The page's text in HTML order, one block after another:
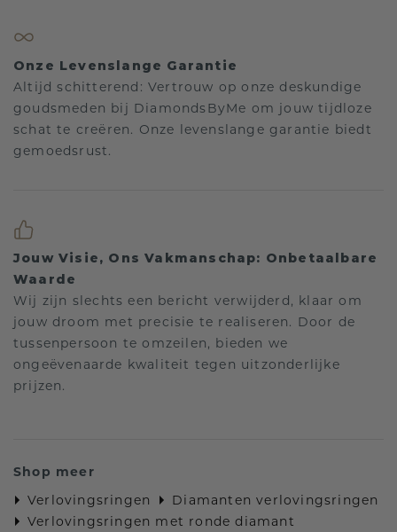
Onze Levenslange Garantie
Altijd schitterend: Vertrouw op onze deskundige
goudsmeden bij DiamondsByMe om jouw tijdloze
schat te creëren. Onze levenslange garantie biedt
gemoedsrust.
Jouw Visie, Ons Vakmanschap: Onbetaalbare
Waarde
Wij zijn slechts een bericht verwijderd, klaar om
jouw droom met precisie te realiseren. Door de
tussenpersoon te omzeilen, bieden we
ongeëvenaarde kwaliteit tegen uitzonderlijke
prijzen.
Shop meer
Verlovingsringen
Diamanten verlovingsringen
Verlovingsringen met ronde diamant